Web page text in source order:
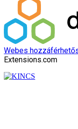
Webes
Extensions.com